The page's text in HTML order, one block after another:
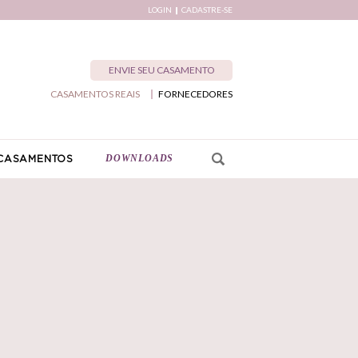
LOGIN CADASTRE-SE
ENVIE SEU CASAMENTO
FORNECEDORES
CASAMENTOS REAIS
DOWNLOADS